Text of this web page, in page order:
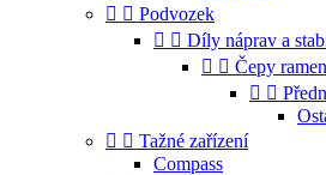
  Podvozek
  Díly náprav a
  Čepy ramen
 
  Tažné zařízení
Compass